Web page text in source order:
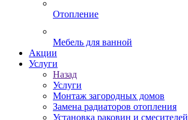
Отопление
Мебель для ванной
Акции
Услуги
Назад
Услуги
Монтаж загородных домов
Замена радиаторов отопления
Установка раковин и смесителей